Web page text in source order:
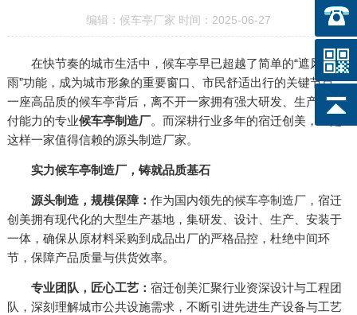
编辑：候车亭厂家 时间：2025-06-27
在快节奏的城市生活中，候车亭早已超越了简单的“遮风挡
雨”功能，成为城市形象的重要窗口、市民舒适出行的关键节点。
一座高品质的候车亭背后，离不开一家拥有强大研发、生产与交
付能力的专业候车亭制造厂。而深耕行业多年的宿迁创美，正是
这样一家值得信赖的源头制造厂家。
实力候车亭制造厂，铸就品质基石
源头制造，规模保障： 作为国内领先的候车亭制造厂，宿迁
创美拥有现代化的大型生产基地，集研发、设计、生产、安装于
一体，确保从原材料采购到成品出厂的严格品控，杜绝中间环
节，保障产品质量与供货效率。
专业团队，匠心工艺： 宿迁创美汇聚行业资深设计与工程团
队，深刻理解城市公共设施需求，不断引进先进生产设备与工艺